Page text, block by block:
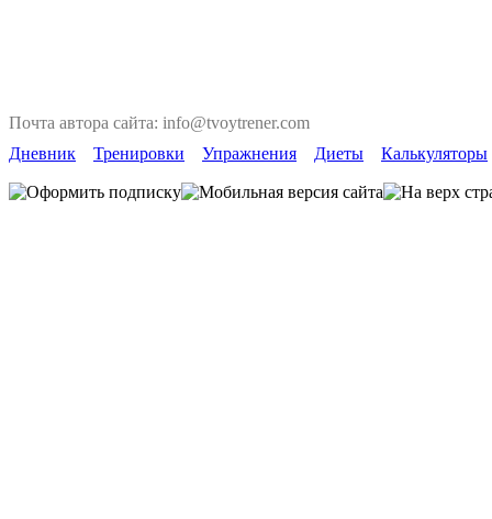
Почта автора сайта: info@tvoytrener.com
Дневник
Тренировки Упражнения Диеты Калькуляторы